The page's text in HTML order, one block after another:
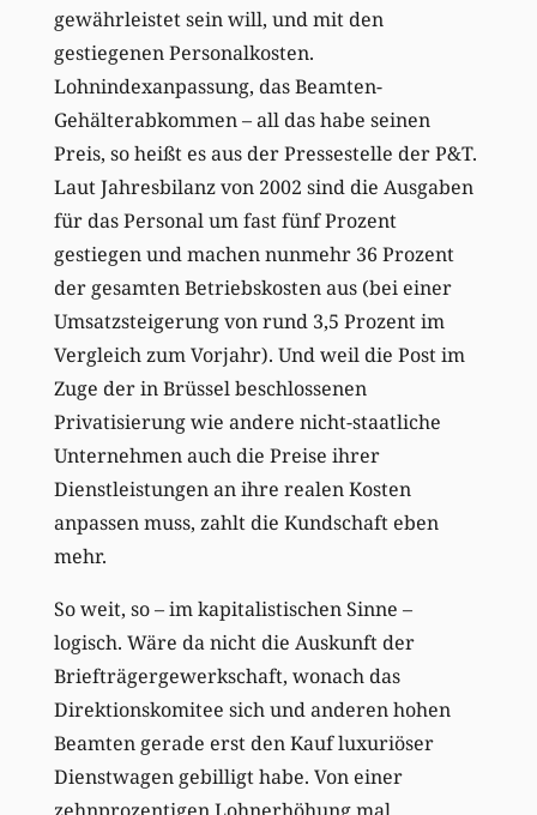
gewährleistet sein will, und mit den
gestiegenen Personalkosten.
Lohnindexanpassung, das Beamten-
Gehälterabkommen – all das habe seinen
Preis, so heißt es aus der Pressestelle der P&T.
Laut Jahresbilanz von 2002 sind die Ausgaben
für das Personal um fast fünf Prozent
gestiegen und machen nunmehr 36 Prozent
der gesamten Betriebskosten aus (bei einer
Umsatzsteigerung von rund 3,5 Prozent im
Vergleich zum Vorjahr). Und weil die Post im
Zuge der in Brüssel beschlossenen
Privatisierung wie andere nicht-staatliche
Unternehmen auch die Preise ihrer
Dienstleistungen an ihre realen Kosten
anpassen muss, zahlt die Kundschaft eben
mehr.
So weit, so – im kapitalistischen Sinne –
logisch. Wäre da nicht die Auskunft der
Briefträgergewerkschaft, wonach das
Direktionskomitee sich und anderen hohen
Beamten gerade erst den Kauf luxuriöser
Dienstwagen gebilligt habe. Von einer